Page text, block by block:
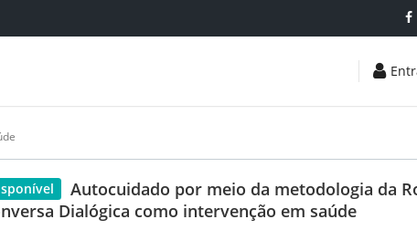
Autocuidado por meio da metodologia da
Dialógica como intervenção em saúde